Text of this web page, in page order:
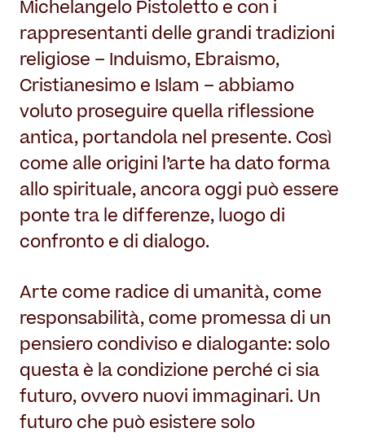
Michelangelo Pistoletto e con i
rappresentanti delle grandi tradizioni
religiose – Induismo, Ebraismo,
Cristianesimo e Islam – abbiamo
voluto proseguire quella riflessione
antica, portandola nel presente. Così
come alle origini l’arte ha dato forma
allo spirituale, ancora oggi può essere
ponte tra le differenze, luogo di
confronto e di dialogo.
Arte come radice di umanità, come
responsabilità, come promessa di un
pensiero condiviso e dialogante: solo
questa è la condizione perché ci sia
futuro, ovvero nuovi immaginari. Un
futuro che può esistere solo